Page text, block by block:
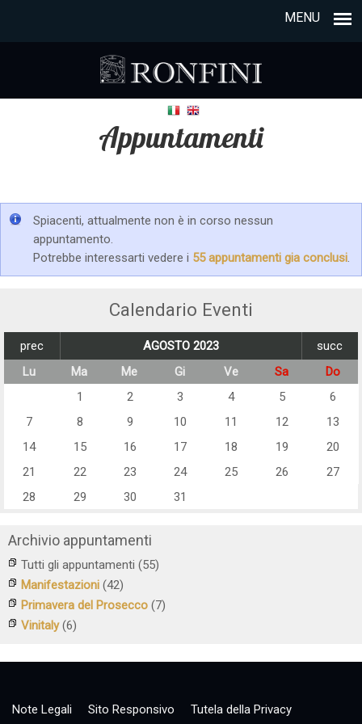
MENU
Appuntamenti
Spiacenti, attualmente non è in corso nessun
appuntamento.
Potrebbe interessarti vedere i 55 appuntamenti gia conclusi.
Calendario Eventi
prec AGOSTO 2023
succ
Lu
Ma Me Gi Ve Sa
Do
1
2 3 4 5
6
7
8 9 10 11 12
13
14
15 16 17 18 19
20
21
22 23 24 25 26
27
28
29 30 31
Archivio appuntamenti
Tutti gli appuntamenti (55)
Manifestazioni (42)
Primavera del Prosecco (7)
Vinitaly(6)
Note Legali Sito Responsivo Tutela della Privacy